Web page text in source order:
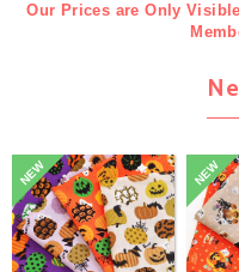
Our Prices are Only
NEW NEW